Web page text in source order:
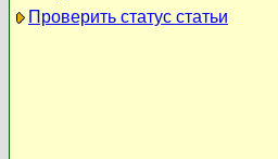
Проверить статус статьи